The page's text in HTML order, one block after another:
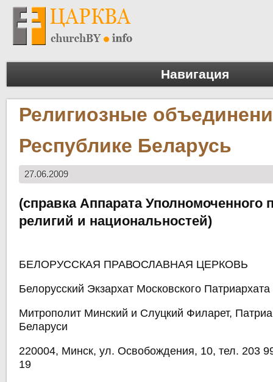
Навигация
Религиозные
Республике Беларусь
27.06.2009
(справка Аппарата Уполномоченного
религий и национальностей)
БЕЛОРУССКАЯ ПРАВОСЛАВНАЯ ЦЕРКОВЬ
Белорусский Экзархат Московского Патриархата
Митрополит Минский и Слуцкий Филарет,
Беларуси
220004, Минск, ул. Освобождения, 10, тел. 203
19